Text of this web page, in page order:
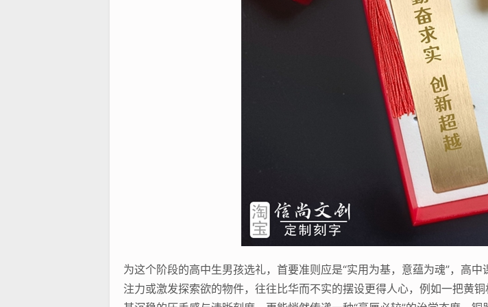
为这个阶段的高中生男孩选礼，首要准则应是“实用为基，意蕴为魂”，高
注力或激发探索欲的物件，往往比华而不实的摆设更得人心，例如一把黄